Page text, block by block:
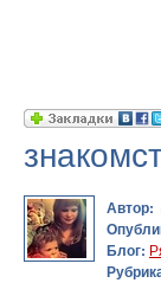
Автор:
Блог: